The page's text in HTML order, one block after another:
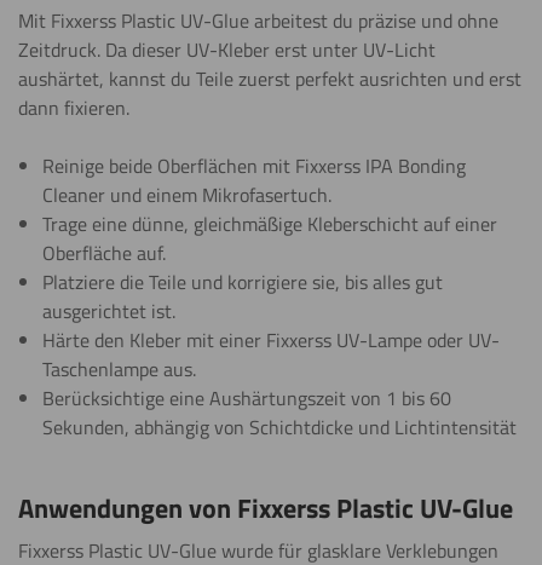
Mit Fixxerss Plastic UV-Glue arbeitest du präzise und ohne
Zeitdruck. Da dieser UV-Kleber erst unter UV-Licht
aushärtet, kannst du Teile zuerst perfekt ausrichten und erst
dann fixieren.
Reinige beide Oberflächen mit Fixxerss IPA Bonding
Cleaner und einem Mikrofasertuch.
Trage eine dünne, gleichmäßige Kleberschicht auf einer
Oberfläche auf.
Platziere die Teile und korrigiere sie, bis alles gut
ausgerichtet ist.
Härte den Kleber mit einer Fixxerss UV-Lampe oder UV-
Taschenlampe aus.
Berücksichtige eine Aushärtungszeit von 1 bis 60
Sekunden, abhängig von Schichtdicke und Lichtintensität
Anwendungen von Fixxerss Plastic UV-Glue
Fixxerss Plastic UV-Glue wurde für glasklare Verklebungen